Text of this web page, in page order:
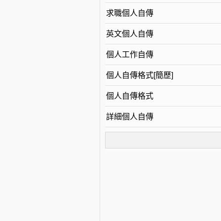
求職個人自傳
英文個人自傳
個人工作自傳
個人自傳格式[簡歷]
個人自傳格式
詳細個人自傳